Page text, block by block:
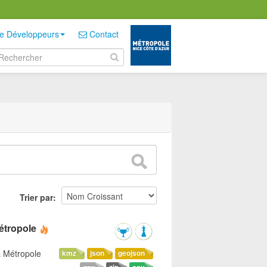
Développeurs Contact
Trier par
geojson
json
kmz
Métropole